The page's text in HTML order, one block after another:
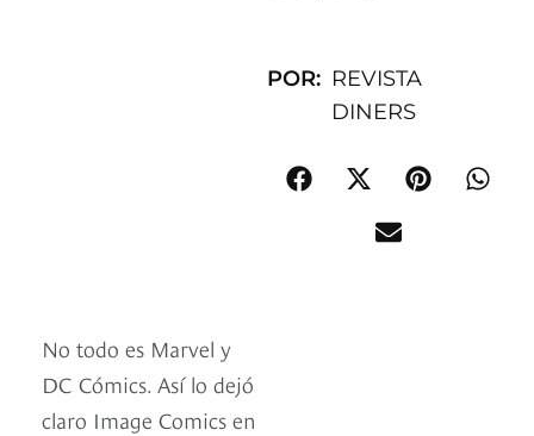
POR: REVISTA
DINERS
No todo es Marvel y
DC Cómics. Así lo dejó
claro Image Comics en